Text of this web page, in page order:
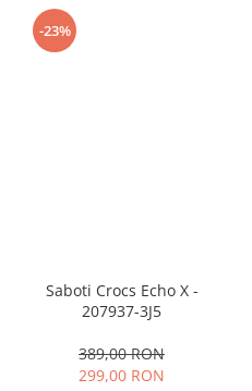
-23%
Saboti Crocs Echo X -
207937-3J5
389,00 RON
299,00 RON